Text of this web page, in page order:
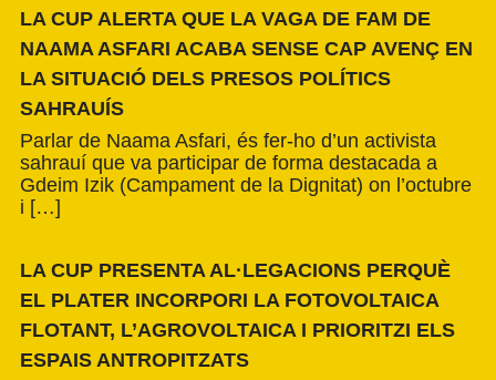
LA CUP ALERTA QUE LA VAGA DE FAM DE
NAAMA ASFARI ACABA SENSE CAP AVENÇ EN
LA SITUACIÓ DELS PRESOS POLÍTICS
SAHRAUÍS
Parlar de Naama Asfari, és fer-ho d’un activista
sahrauí que va participar de forma destacada a
Gdeim Izik (Campament de la Dignitat) on l’octubre
i […]
LA CUP PRESENTA AL·LEGACIONS PERQUÈ
EL PLATER INCORPORI LA FOTOVOLTAICA
FLOTANT, L’AGROVOLTAICA I PRIORITZI ELS
ESPAIS ANTROPITZATS